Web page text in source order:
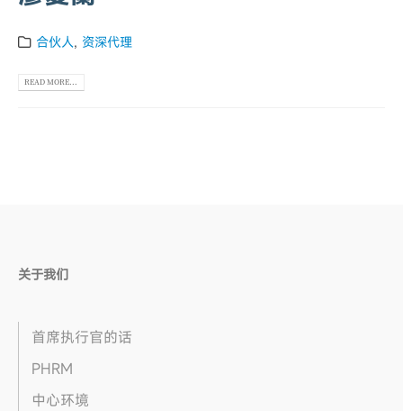
合伙人, 资深代理
READ MORE...
关于我们
首席执行官的话
PHRM
中心环境